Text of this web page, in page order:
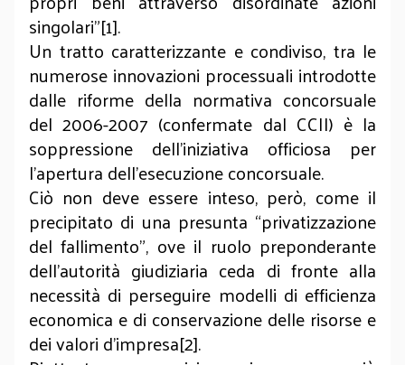
singolari”[1].
Un tratto caratterizzante e condiviso, tra le
numerose innovazioni processuali introdotte
dalle riforme della normativa concorsuale
del 2006-2007 (confermate dal CCII) è la
soppressione dell’iniziativa officiosa per
l’apertura dell’esecuzione concorsuale.
Ciò non deve essere inteso, però, come il
precipitato di una presunta “privatizzazione
del fallimento”, ove il ruolo preponderante
dell’autorità giudiziaria ceda di fronte alla
necessità di perseguire modelli di efficienza
economica e di conservazione delle risorse e
dei valori d’impresa[2].